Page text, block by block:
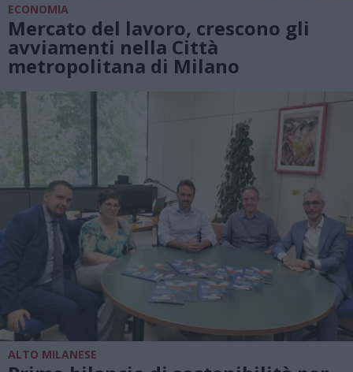
ECONOMIA
Mercato del lavoro, crescono gli
avviamenti nella Città
metropolitana di Milano
ALTO MILANESE